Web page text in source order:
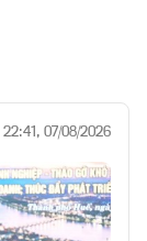
22:41, 07/08/2026